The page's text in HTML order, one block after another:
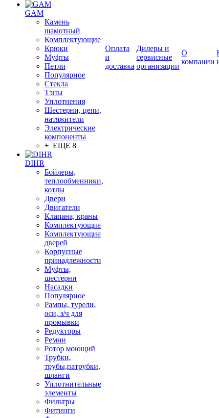
GAM
Камень
шамотный
Комплектующие
Крюки
Муфты
Петли
Популярное
Стекла
Тэны
Уплотнения
Шестерни, цепи,
натяжители
Электрические
компоненты
+ ЕЩЕ 8
DIHR
Бойлеры,
теплообменники,
котлы
Двери
Двигатели
Клапана, краны
Комплектующие
Комплектующие
дверей
Корпусные
принадлежности
Муфты,
шестерни
Насадки
Популярное
Рампы, турели,
оси, з/ч для
промывки
Редукторы
Ремни
Ротор моющий
Трубки,
трубы,патрубки,
шланги
Уплотнительные
элементы
Фильтры
Фитинги
Оплата
и
доставка
Дилеры и
сервисные
организации
О
компании